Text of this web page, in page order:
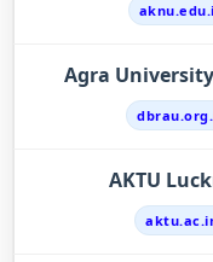
Agra University
AKTU